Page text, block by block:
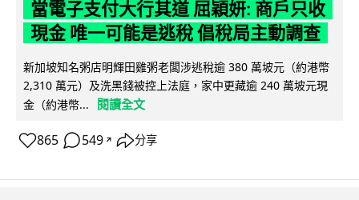
當電子支付大行其道 屈穎妍: 商戶只收
現金 唯一可能是逃稅 倡稅局主動調查
新加坡知名粥店明輝田雞粥老闆涉逃稅逾 380 萬坡元（約港幣
2,310 萬元）及洗黑錢被控上法庭，家中更藏逾 240 萬坡元現
金（約港幣...
閱讀全文
865 549 ↗ 分享